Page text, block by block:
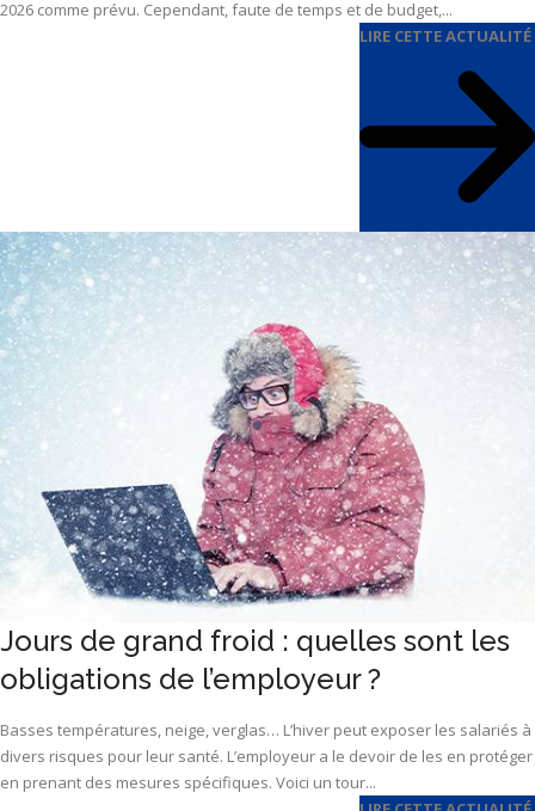
2026 comme prévu. Cependant, faute de temps et de budget,...
LIRE CETTE ACTUALITÉ
Jours de grand froid : quelles sont les
obligations de l’employeur ?
Basses températures, neige, verglas… L’hiver peut exposer les salariés à
divers risques pour leur santé. L’employeur a le devoir de les en protéger
en prenant des mesures spécifiques. Voici un tour...